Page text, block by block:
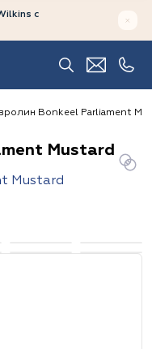
с
Bonkeel Parliament
Mustard